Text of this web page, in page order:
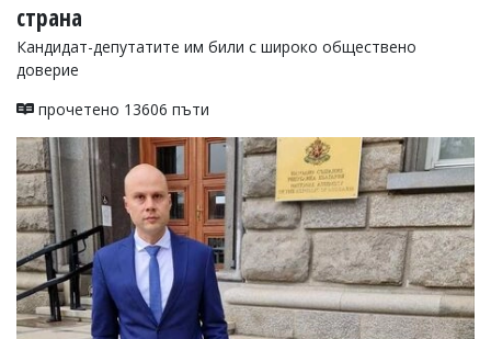
страна
Кандидат-депутатите им били с широко обществено
доверие
прочетено 13606 пъти